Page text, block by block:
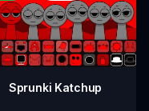
Sprunki Katchup